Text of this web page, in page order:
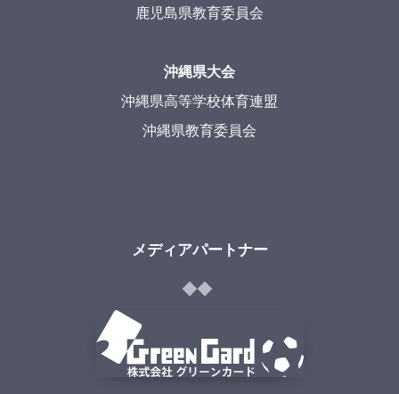
鹿児島県教育委員会
沖縄県大会
沖縄県高等学校体育連盟
沖縄県教育委員会
メディアパートナー